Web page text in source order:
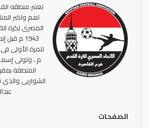
تعتبر منطقه
اهم واكبر
المصرى لكرة
1943 م
م ، وتولى
الشواربى والذى
الصفحات